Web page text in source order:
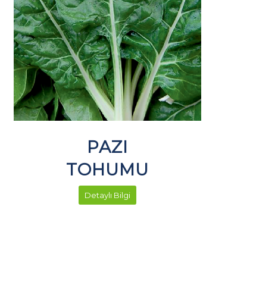
PAZI
TOHUMU
Detaylı Bilgi